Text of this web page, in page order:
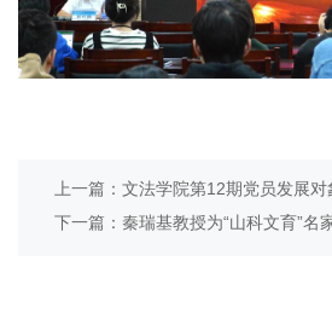
上一篇：文法学院第12期党员发展
下一篇：秦瑞基教授为“山科文育”名